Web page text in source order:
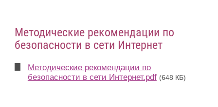
Методические рекомендации по
безопасности в сети Интернет
Методические рекомендации по
безопасности в сети Интернет.pdf (648 КБ)